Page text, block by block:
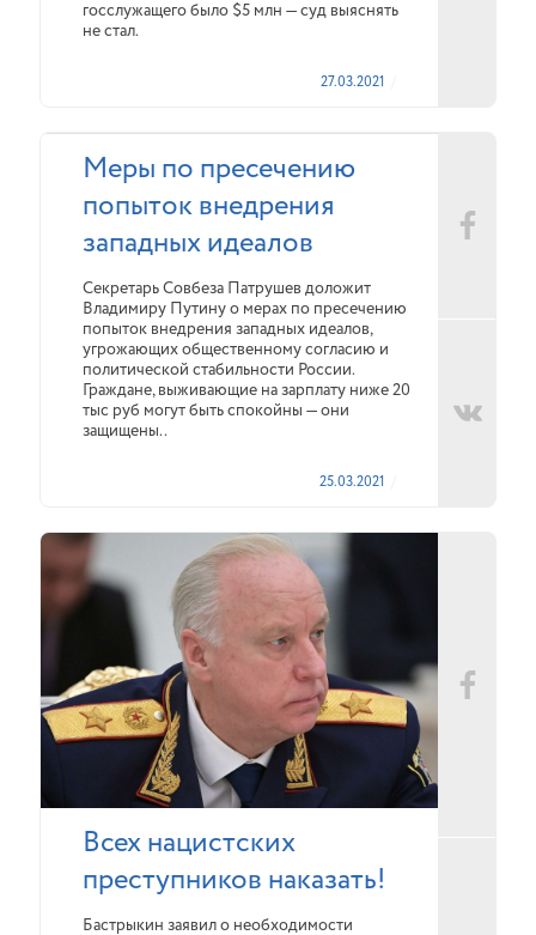
госслужащего было $5 млн — суд выяснять
не стал.
27.03.2021
Меры по пресечению
попыток внедрения
западных идеалов
Секретарь Совбеза Патрушев доложит
Владимиру Путину о мерах по пресечению
попыток внедрения западных идеалов,
угрожающих общественному согласию и
политической стабильности России.
Граждане, выживающие на зарплату ниже 20
тыс руб могут быть спокойны — они
защищены..
25.03.2021
Всех нацистских
преступников наказать!
Бастрыкин заявил о необходимости